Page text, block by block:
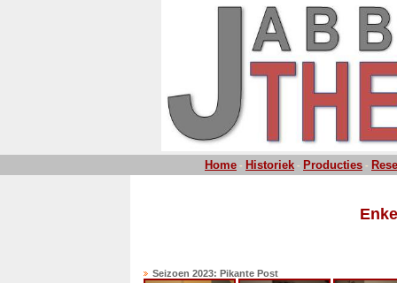
Home - Historiek - Producties -
Seizoen 2023: Pikante Post